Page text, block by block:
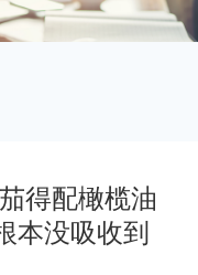
得配橄榄油
本没吸收到